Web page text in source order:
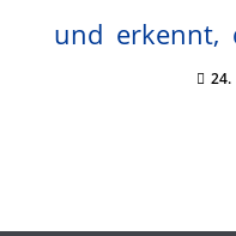
und erkennt,